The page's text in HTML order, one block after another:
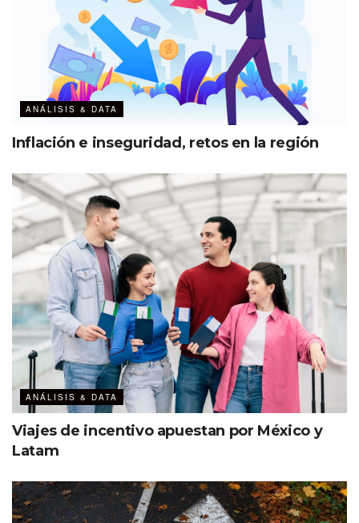
ANÁLISIS & DATA
Inflación e inseguridad, retos en la región
ANÁLISIS & DATA
Viajes de incentivo apuestan por México y
Latam